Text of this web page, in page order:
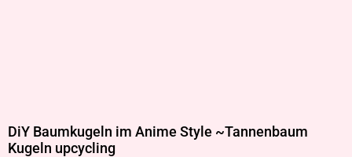
DiY Baumkugeln im Anime Style ~Tannenbaum
Kugeln upcycling